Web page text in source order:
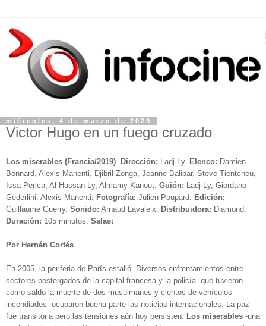
miércoles, 4 de marzo de 2020
Victor Hugo en un fuego cruzado
Los miserables (Francia/2019) Dirección: Ladj Ly. Elenco: Damien
Bonnard, Alexis Manenti, Djibril Zonga, Jeanne Balibar, Steve Tientcheu,
Issa Perica, Al-Hassan Ly, Almamy Kanout. Guión: Ladj Ly, Giordano
Gederlini, Alexis Manenti.
Fotografía: Julien Poupard.
Edición:
Guillaume Guerry. Sonido: Arnaud Lavaleix. Distribuidora: Diamond.
Duración: 105 minutos. Salas:
Por Hernán Cortés
En 2005, la periferia de París estalló. Diversos enfrentamientos entre
sectores postergados de la capital francesa y la policía -que tuvieron
como saldo la muerte de dos musulmanes y cientos de vehículos
incendiados- ocuparon buena parte las noticias internacionales. La paz
fue transitoria pero las tensiones aún hoy persisten.
Los miserables -una